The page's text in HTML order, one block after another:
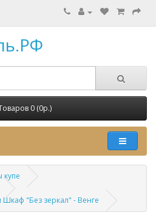
0 (0p.)
"Без зеркал" - Венге